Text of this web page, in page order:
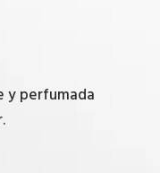
y perfumada